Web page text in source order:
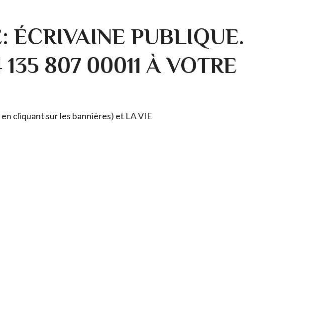
ÉCRIVAINE PUBLIQUE.
807 00011 À VOTRE
cliquant sur les bannières) et LA VIE